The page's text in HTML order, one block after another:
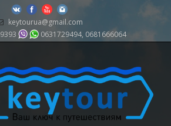
keytourua@gmail.com
0631729494, 0681666064